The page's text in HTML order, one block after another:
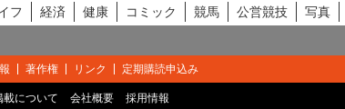
フ 経済 健康 コミック 競馬 公営競技 写真
著作権 リンク 定期購読申込み
載について 会社概要 採用情報